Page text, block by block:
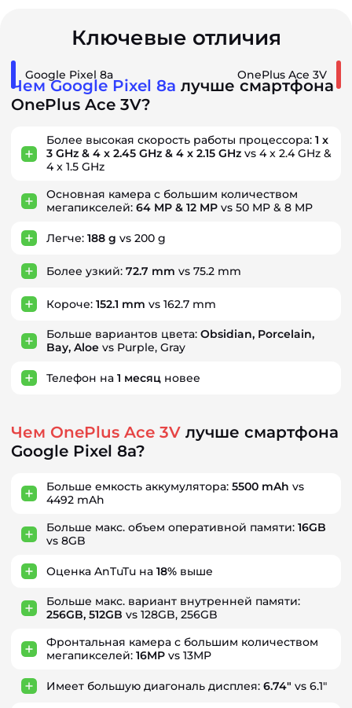
Ключевые отличия
Google Pixel 8a OnePlus Ace 3V
Чем Google Pixel 8a лучше смартфона
OnePlus Ace 3V?
Более высокая скорость работы процессора: 1 x
3 GHz & 4 x 2.45 GHz & 4 x 2.15 GHz vs 4 x 2.4 GHz &
4 x 1.5 GHz
Основная камера с большим количеством
мегапикселей: 64 MP & 12 MP vs 50 MP & 8 MP
Легче: 188 g vs 200 g
Более узкий: 72.7 mm vs 75.2 mm
Короче: 152.1 mm vs 162.7 mm
Больше вариантов цвета: Obsidian, Porcelain,
Bay, Aloe vs Purple, Gray
Телефон на 1 месяц новее
Чем OnePlus Ace 3V лучше смартфона
Google Pixel 8a?
Больше емкость аккумулятора: 5500 mAh vs
4492 mAh
Больше макс. объем оперативной памяти: 16GB
vs 8GB
Оценка AnTuTu на 18% выше
Больше макс. вариант внутренней памяти:
256GB, 512GB vs 128GB, 256GB
Фронтальная камера с большим количеством
мегапикселей: 16MP vs 13MP
Имеет большую диагональ дисплея: 6.74" vs 6.1"